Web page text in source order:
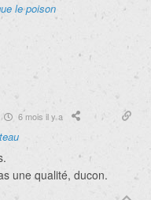
le poison
6 mois il y a
une qualité, ducon.